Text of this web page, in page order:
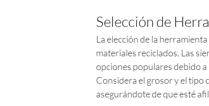
Selección de
La elección de la
materiales reciclados. Las
opciones populares debido
Considera el grosor y el tipo
asegurándote de que esté